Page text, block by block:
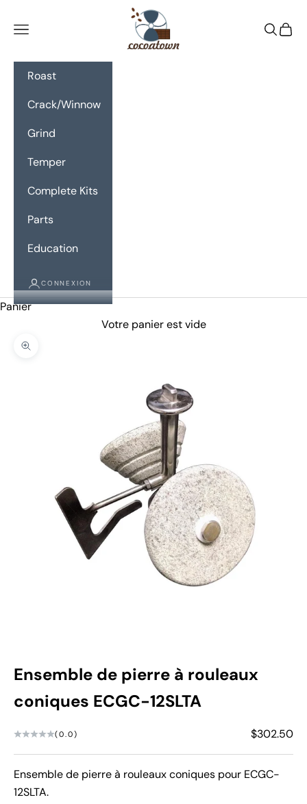
CocoaTown
Menu
Roast
Crack/Winnow
Grind
Temper
Complete Kits
Parts
Education
CONNEXION
Panier
Votre panier est vide
Zoomer sur l'image
Ensemble de pierre à rouleaux
coniques ECGC-12SLTA
(0.0) Prix de
$302.50
Ensemble de pierre à rouleaux coniques pour ECGC-
12SLTA.